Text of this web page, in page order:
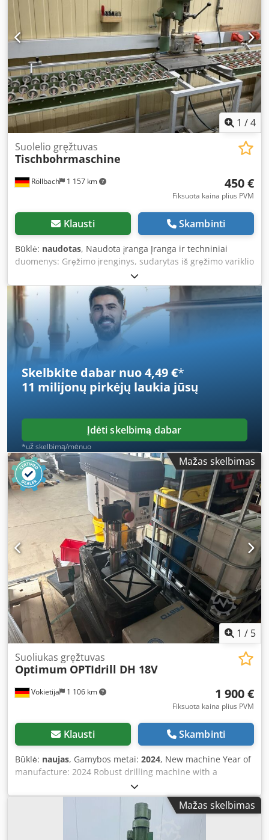
1 /4
Röllbach 1 157 km
Suolelio gręžtuvas
Tischbohrmaschine
450 €
Fiksuota kaina plius PVM
Klausti Skambinti
Būklė: naudotas, Naudota įranga Įranga ir techniniai
duomenys: Gręžimo įrenginys, sudarytas iš gręžimo variklio
su sriegtinių grąžtų laikikliu galimybė įdėti 6 grąžtus pagal
gręžimo schemą Crodjzk N Tropfx Aiqef iš jų 5 – skylėms,
išdėstytoms 32 mm atstumu, ir 1 – atidėtas į galą, 32 mm
atstumu nuo skylės eilės, pvz., „Häfele Varianta“ su
riedėjimo takeliais kairėje ir dešinėje gręžimo įrenginio
pusėse Prieinamumas: per trumpą laiką Sandėlio vieta:
63934 Röllbachas
Skelbkite dabar nuo 4,49 €*
11 milijonų pirkėjų laukia jūsų
Įdėti skelbimą dabar
*už skelbimą/mėnuo
Mažas skelbimas
1 / 5
Vokietija 1 106 km
Suoliukas gręžtuvas
Optimum OPTIdrill DH 18V
1 900 €
Fiksuota kaina plius PVM
Klausti Skambinti
Būklė: naujas, Gamybos metai: 2024, New machine Year of
manufacture: 2024 Robust drilling machine with a
powerful OPTIMUM brushless drive. The highlight of this
machine is the menu-guided operation for selecting
drilling/tapping modes. - Smooth-running and powerful
brushless motor - Optimal power transmission thanks to
aluminum pulleys in combination with toothed GATES
Mažas skelbimas